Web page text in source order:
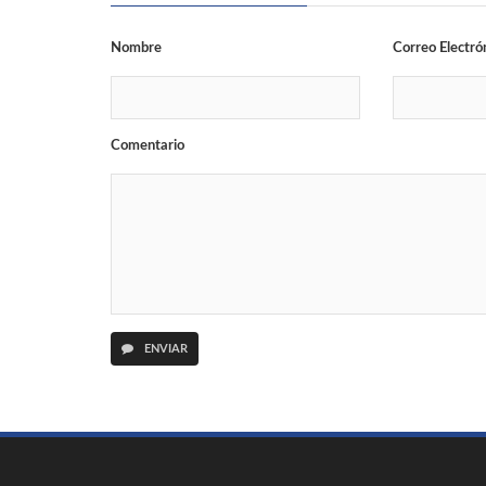
Nombre Correo
Comentario
ENVIAR